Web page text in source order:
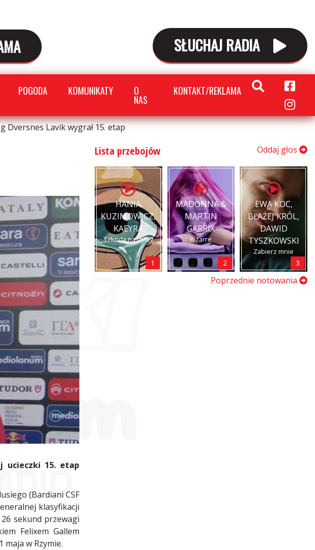
SŁUCHAJ RADIA
POGODA KOMUNIKATY O
NAS
KONTAKT/REKLAMA
Dversnes Lavik wygrał 15. etap
ucieczki 15. etap
(Bardiani CSF
klasyfikacji
sekund przewagi
Felixem Gallem
maja w Rzymie.
Lista przebojów Oddaj głos
HANIA
KUZIMOWICZ,
KAEYRA
Szkoda na to łez
1
MADONNA &
MARTIN
GARRIX
Bizarre
2
EWA KOC,
BŁAŻEJ KRÓL,
DAWID
TYSZKOWSKI
Zabierz mnie
3
Poprzednie notowania